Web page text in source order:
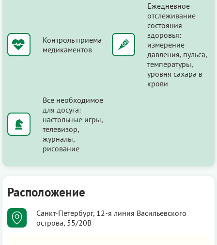
Контроль приема
медикаментов
Ежедневное
отслеживание
состояния
здоровья:
измерение
давления, пульса,
температуры,
уровня сахара в
крови
Все необходимое
для досуга:
настольные игры,
телевизор,
журналы,
рисование
Расположение
Санкт-Петербург, 12-я линия Васильевского
острова, 55/20В